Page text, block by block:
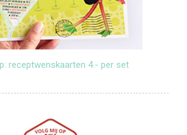
receptwenskaarten 4.- per set